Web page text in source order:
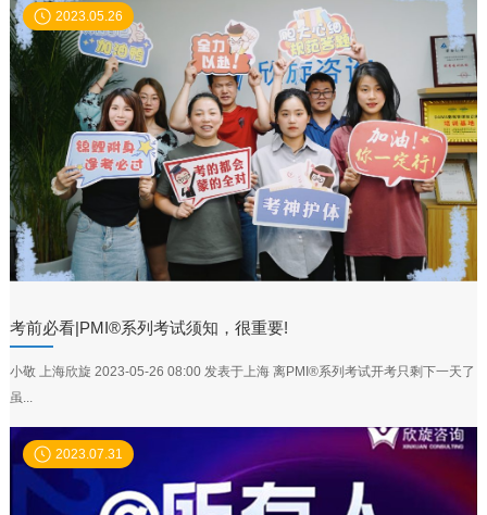
2023.05.26
考前必看|PMI®系列考试须知，很重要!
小敬 上海欣旋 2023-05-26 08:00 发表于上海 离PMI®系列考试开考只剩下一天了
虽...
2023.07.31